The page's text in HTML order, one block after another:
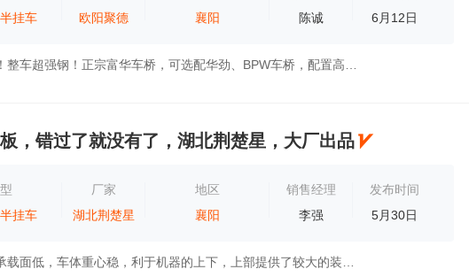
挂车
欧阳聚德
襄阳
陈诚
6月12日
，错过了就没有了，湖北荆楚星，大厂出品
挂车
厂家
湖北荆楚星
地区
襄阳
销售经理
李强
发布时间
5月30日